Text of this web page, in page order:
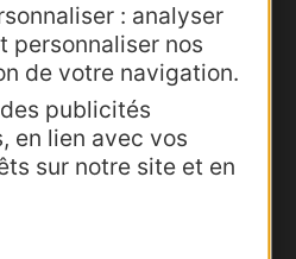
: analyser
personnaliser nos
de votre navigation.
publicités
en lien avec vos
sur notre site et en